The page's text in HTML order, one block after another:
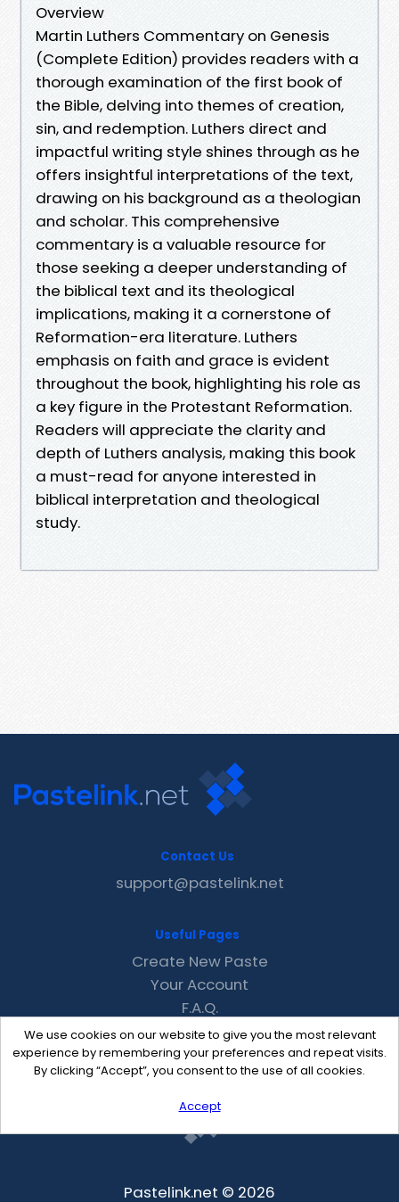
Overview
Martin Luthers Commentary on Genesis
(Complete Edition) provides readers with a
thorough examination of the first book of
the Bible, delving into themes of creation,
sin, and redemption. Luthers direct and
impactful writing style shines through as he
offers insightful interpretations of the text,
drawing on his background as a theologian
and scholar. This comprehensive
commentary is a valuable resource for
those seeking a deeper understanding of
the biblical text and its theological
implications, making it a cornerstone of
Reformation-era literature. Luthers
emphasis on faith and grace is evident
throughout the book, highlighting his role as
a key figure in the Protestant Reformation.
Readers will appreciate the clarity and
depth of Luthers analysis, making this book
a must-read for anyone interested in
biblical interpretation and theological
study.
We use cookies on our website to give you the most relevant
experience by remembering your preferences and repeat visits.
By clicking “Accept”, you consent to the use of all cookies.
Accept
Contact Us
support@pastelink.net
Useful Pages
Create New Paste
Your Account
F.A.Q.
Recent
Contact
Pastelink.net © 2026